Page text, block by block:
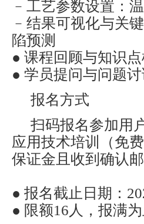
﹣工艺参数设置：
﹣结果可视化与关
陷预测
● 课程回顾与知识
● 学员提问与问题
报名方式
扫码报名参加用
应用技术培训（免
保证金且收到确认
● 报名截止日期：
● 限额16人，报满为